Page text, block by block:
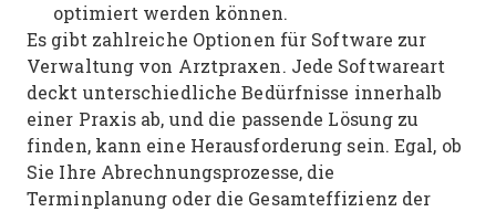
optimiert werden können.
Es gibt zahlreiche Optionen für Software zur
Verwaltung von Arztpraxen. Jede Softwareart
deckt unterschiedliche Bedürfnisse innerhalb
einer Praxis ab, und die passende Lösung zu
finden, kann eine Herausforderung sein. Egal, ob
Sie Ihre Abrechnungsprozesse, die
Terminplanung oder die Gesamteffizienz der